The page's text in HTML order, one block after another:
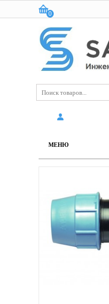
Корзина:
0
(пусто)
МЕНЮ